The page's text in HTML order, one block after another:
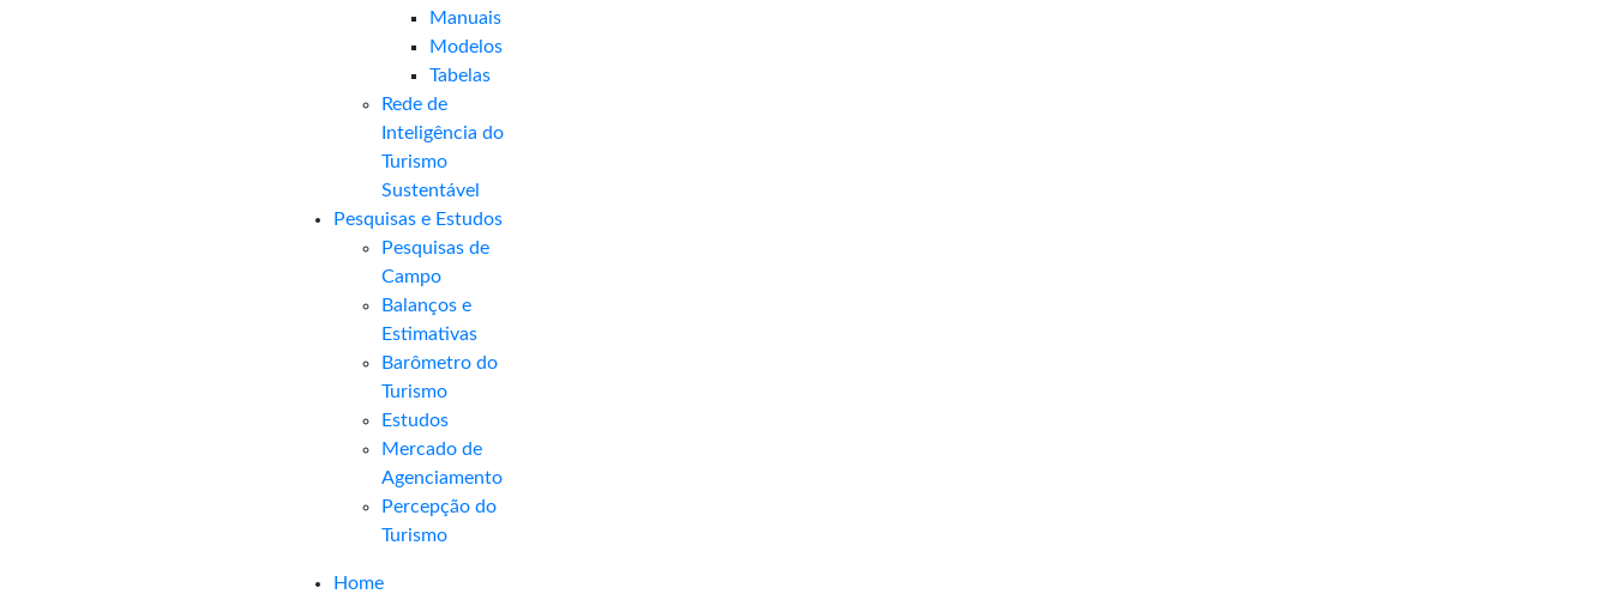
Manuais
Modelos
Tabelas
Rede de
Inteligência do
Turismo
Sustentável
Pesquisas e Estudos
Pesquisas de
Campo
Balanços e
Estimativas
Barômetro do
Turismo
Estudos
Mercado de
Agenciamento
Percepção do
Turismo
Home